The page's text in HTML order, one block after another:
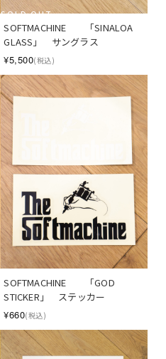
SOLD OUT
SOFTMACHINE　　「SINALOA
GLASS」　サングラス
¥5,500(税込)
SOFTMACHINE　　「GOD
STICKER」　ステッカー
¥660(税込)